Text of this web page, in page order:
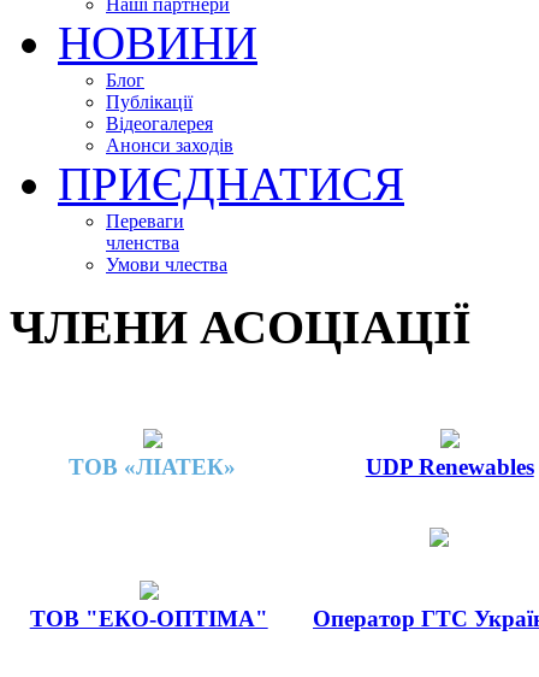
Наші партнери
НОВИНИ
Блог
Публікації
Відеогалерея
Анонси заходів
ПРИЄДНАТИСЯ
Переваги
членства
Умови члества
ЧЛЕНИ АСОЦІАЦІЇ
ТОВ «ЛІАТЕК» UDP Renewables
ТОВ "ЕКО-ОПТІМА" Оператор ГТС